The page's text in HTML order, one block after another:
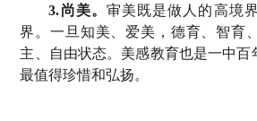
3.尚美。 审美既是做人的高境
界。一旦知美、爱美，德育、智育
主、自由状态。美感教育也是一中百
最值得珍惜和弘扬。